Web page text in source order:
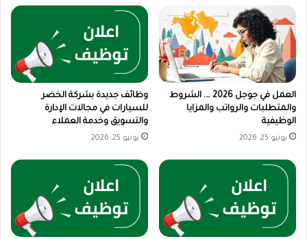
العمل في جوجل 2026 …. الشروط
والمتطلبات والرواتب والمزايا
الوظيفية
يونيو 25, 2026
وظائف جديدة بشركة الخضر
للسيارات في مجالات الإدارة
والتسويق وخدمة العملاء
يونيو 25, 2026